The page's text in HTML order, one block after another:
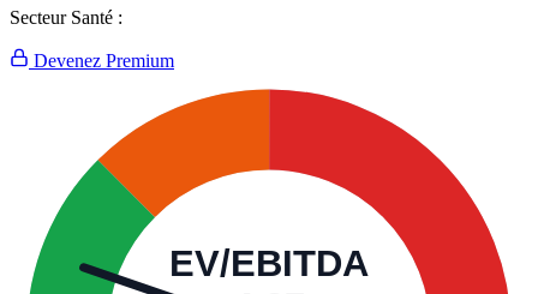
Secteur Santé :
Devenez Premium
EV/EBITDA